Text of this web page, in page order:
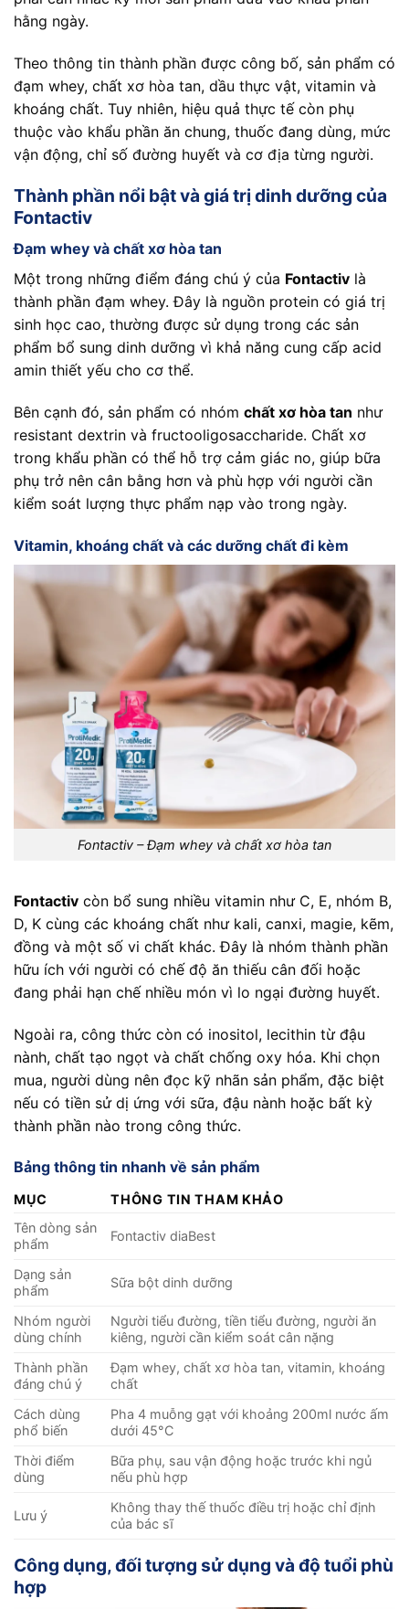
hằng ngày.
Theo thông tin thành phần được công bố, sản phẩm có
đạm whey, chất xơ hòa tan, dầu thực vật, vitamin và
khoáng chất. Tuy nhiên, hiệu quả thực tế còn phụ
thuộc vào khẩu phần ăn chung, thuốc đang dùng, mức
vận động, chỉ số đường huyết và cơ địa từng người.
Thành phần nổi bật và giá trị dinh dưỡng của
Fontactiv
Đạm whey và chất xơ hòa tan
Một trong những điểm đáng chú ý của Fontactiv là
thành phần đạm whey. Đây là nguồn protein có giá trị
sinh học cao, thường được sử dụng trong các sản
phẩm bổ sung dinh dưỡng vì khả năng cung cấp acid
amin thiết yếu cho cơ thể.
Bên cạnh đó, sản phẩm có nhóm chất xơ hòa tan như
resistant dextrin và fructooligosaccharide. Chất xơ
trong khẩu phần có thể hỗ trợ cảm giác no, giúp bữa
phụ trở nên cân bằng hơn và phù hợp với người cần
kiểm soát lượng thực phẩm nạp vào trong ngày.
Vitamin, khoáng chất và các dưỡng chất đi kèm
Fontactiv – Đạm whey và chất xơ hòa tan
Fontactiv còn bổ sung nhiều vitamin như C, E, nhóm B,
D, K cùng các khoáng chất như kali, canxi, magie, kẽm,
đồng và một số vi chất khác. Đây là nhóm thành phần
hữu ích với người có chế độ ăn thiếu cân đối hoặc
đang phải hạn chế nhiều món vì lo ngại đường huyết.
Ngoài ra, công thức còn có inositol, lecithin từ đậu
nành, chất tạo ngọt và chất chống oxy hóa. Khi chọn
mua, người dùng nên đọc kỹ nhãn sản phẩm, đặc biệt
nếu có tiền sử dị ứng với sữa, đậu nành hoặc bất kỳ
thành phần nào trong công thức.
Bảng thông tin nhanh về sản phẩm
MỤC
THÔNG TIN THAM KHẢO
Tên dòng sản
phẩm
Fontactiv diaBest
Dạng sản
phẩm
Sữa bột dinh dưỡng
Nhóm người
dùng chính
Người tiểu đường, tiền tiểu đường, người ăn
kiêng, người cần kiểm soát cân nặng
Thành phần
đáng chú ý
Đạm whey, chất xơ hòa tan, vitamin, khoáng
chất
Cách dùng
phổ biến
Pha 4 muỗng gạt với khoảng 200ml nước ấm
dưới 45°C
Thời điểm
dùng
Bữa phụ, sau vận động hoặc trước khi ngủ
nếu phù hợp
Lưu ý
Không thay thế thuốc điều trị hoặc chỉ định
của bác sĩ
Công dụng, đối tượng sử dụng và độ tuổi phù
hợp